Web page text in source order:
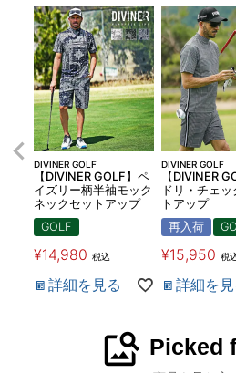
DIVINER GOLF
【DIVINER GOLF】ペ
イズリー柄半袖モック
ネックセットアップ
GOLF
¥14,980 税込
詳細を見る
DIVINER GOLF
【DIVINER
ドリ・チェッ
トアップ
再入荷
¥15,950 税
詳細を見
image_search Picked